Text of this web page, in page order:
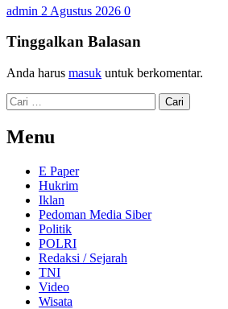
admin 2 Agustus 2026 0
Tinggalkan Balasan
Anda harus masuk untuk berkomentar.
Cari
untuk:
Menu
E Paper
Hukrim
Iklan
Pedoman Media Siber
Politik
POLRI
Redaksi / Sejarah
TNI
Video
Wisata